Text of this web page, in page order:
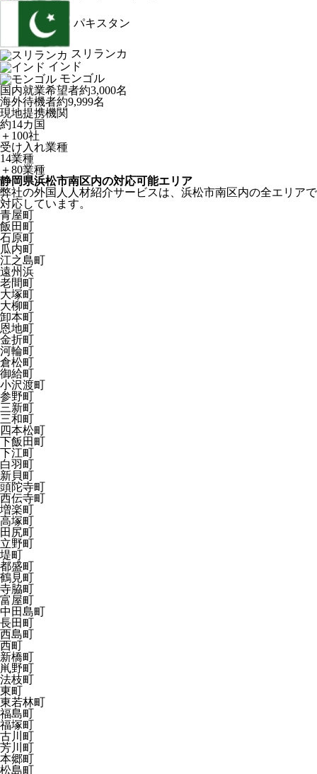
パキスタン
スリランカ
インド
モンゴル
国内就業希望者約3,000名
海外待機者約9,999名
現地提携機関
約14カ国
＋100社
受け入れ業種
14業種
＋80業種
静岡県浜松市南区内の対応可能エリア
弊社の外国人人材紹介サービスは、浜松市南区内の全エリアで
対応しています。
青屋町
飯田町
石原町
瓜内町
江之島町
遠州浜
老間町
大塚町
大柳町
卸本町
恩地町
金折町
河輪町
倉松町
御給町
小沢渡町
参野町
三新町
三和町
四本松町
下飯田町
下江町
白羽町
新貝町
頭陀寺町
西伝寺町
増楽町
高塚町
田尻町
立野町
堤町
都盛町
鶴見町
寺脇町
富屋町
中田島町
長田町
西島町
西町
新橋町
鼡野町
法枝町
東町
東若林町
福島町
福塚町
古川町
芳川町
本郷町
松島町